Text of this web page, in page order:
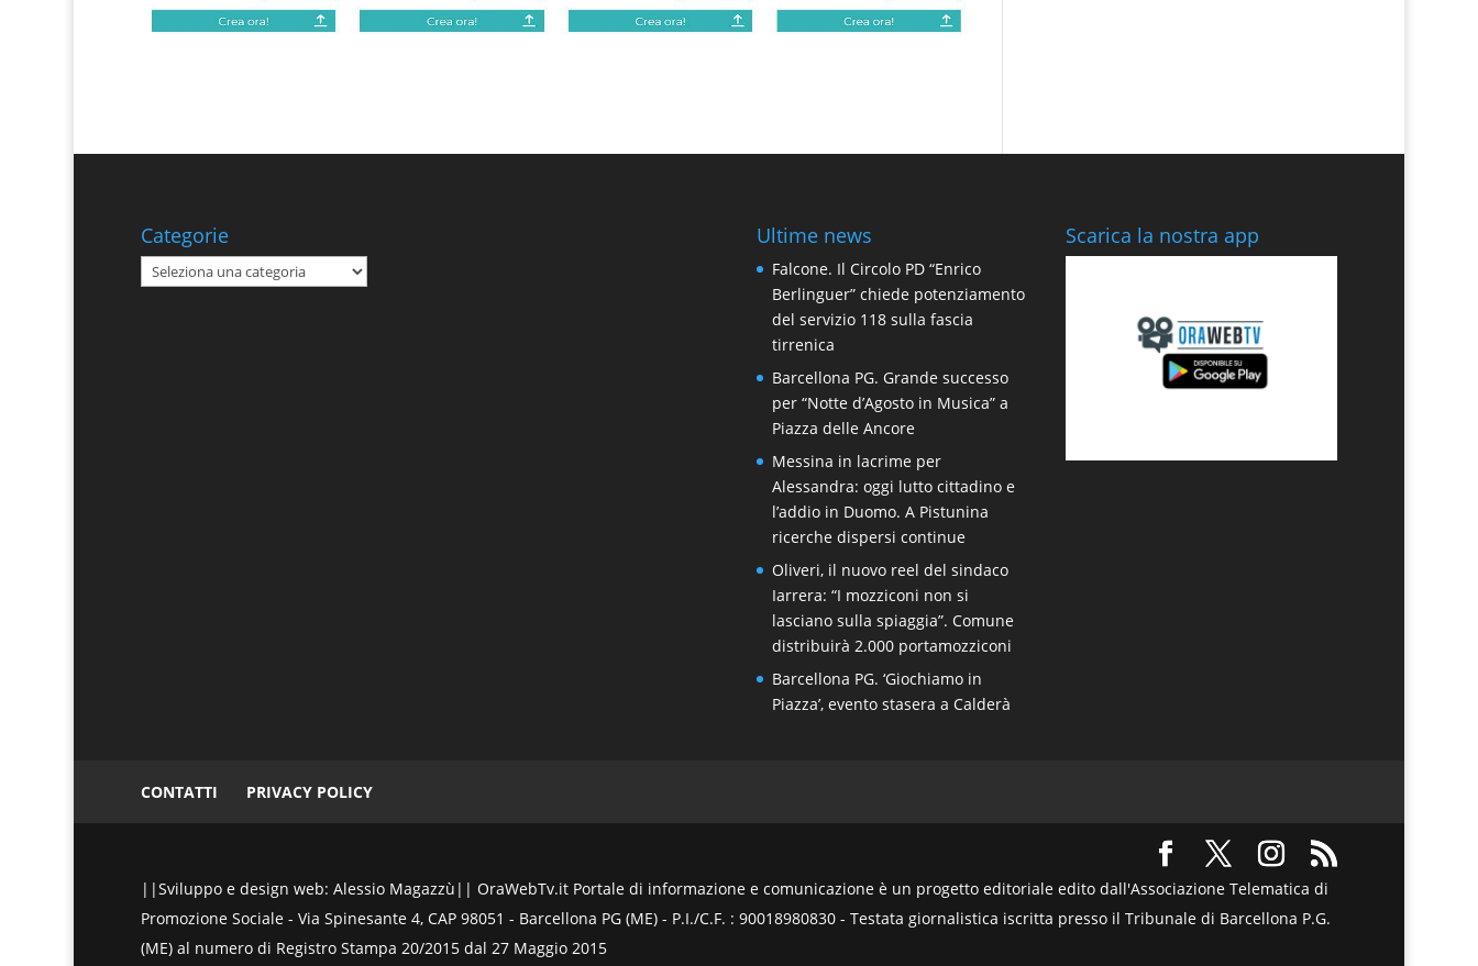
Categorie
Categorie
Ultime news
Falcone. Il Circolo PD “Enrico
Berlinguer” chiede potenziamento
del servizio 118 sulla fascia
tirrenica
Barcellona PG. Grande successo
per “Notte d’Agosto in Musica” a
Piazza delle Ancore
Messina in lacrime per
Alessandra: oggi lutto cittadino e
l’addio in Duomo. A Pistunina
ricerche dispersi continue
Oliveri, il nuovo reel del sindaco
Iarrera: “I mozziconi non si
lasciano sulla spiaggia”. Comune
distribuirà 2.000 portamozziconi
Barcellona PG. ‘Giochiamo in
Piazza’, evento stasera a Calderà
Scarica la nostra app
CONTATTI PRIVACY POLICY
||Sviluppo e design web: Alessio Magazzù|| OraWebTv.it Portale di informazione e comunicazione è un progetto editoriale edito dall'Associazione Telematica di
Promozione Sociale - Via Spinesante 4, CAP 98051 - Barcellona PG (ME) - P.I./C.F. : 90018980830 - Testata giornalistica iscritta presso il Tribunale di Barcellona P.G.
(ME) al numero di Registro Stampa 20/2015 dal 27 Maggio 2015